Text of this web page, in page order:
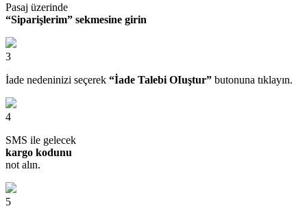
Pasaj üzerinde
“Siparişlerim” sekmesine girin
3
İade nedeninizi seçerek “İade Talebi OIuştur” butonuna tıklayın.
4
SMS ile gelecek
kargo kodunu
not alın.
5